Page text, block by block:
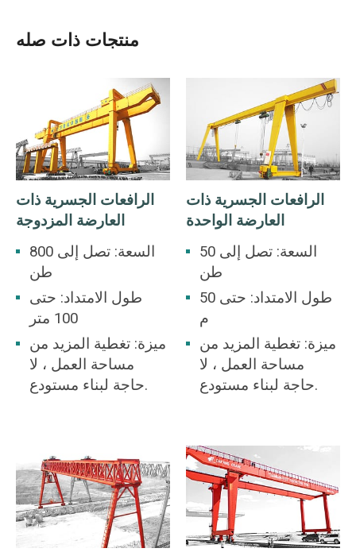
منتجات ذات صله
الرافعات الجسرية ذات
العارضة المزدوجة
السعة: تصل إلى 800
طن
طول الامتداد: حتى
100 متر
ميزة: تغطية المزيد من
مساحة العمل ، لا
حاجة لبناء مستودع.
الرافعات الجسرية ذات
العارضة الواحدة
السعة: تصل إلى 50
طن
طول الامتداد: حتى 50
م
ميزة: تغطية المزيد من
مساحة العمل ، لا
حاجة لبناء مستودع.